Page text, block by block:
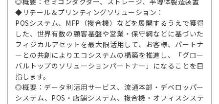
◆リテール＆プリンティングソリューション：
POSシステム、MFP（複合機）などを展開するうえで獲得
した、世界有数の顧客基盤や営業・保守網などに基づいた
フィジカルアセットを最大限活用して、お客様、パートナ
ーとの共創によりエコシステムの構築を推進し、「グロー
バルトップのソリューションパートナー」になることを目
指します。
◎概要：データ利活用サービス、流通本部・デベロッパー
システム、POS・店舗システム、複合機・オフィスシステ